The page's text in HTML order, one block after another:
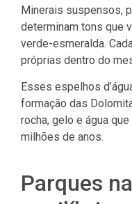
Minerais suspensos,
determinam tons que
verde-esmeralda.
próprias dentro do
Esses espelhos
formação das
rocha, gelo e água
milhões de anos.
Parques